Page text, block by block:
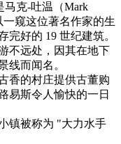
马克-吐温（Mark
窥这位著名作家的生
完好的 19 世纪建筑。
不远处，因其在地下
线而闻名。
香的村庄提供古董购
易斯令人愉快的一日
镇被称为 "大力水手